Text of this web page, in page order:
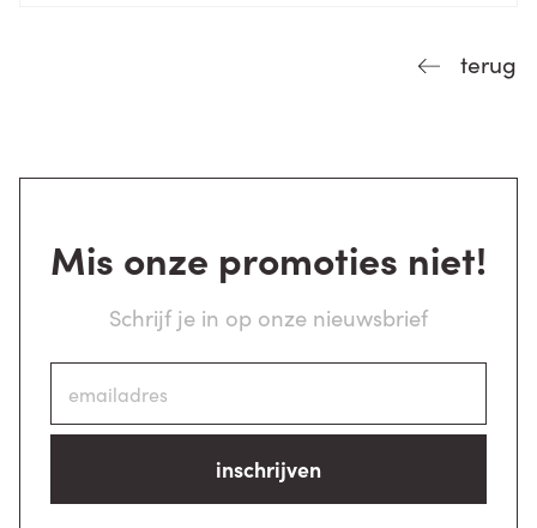
terug
Mis onze promoties niet!
Schrijf je in op onze nieuwsbrief
inschrijven